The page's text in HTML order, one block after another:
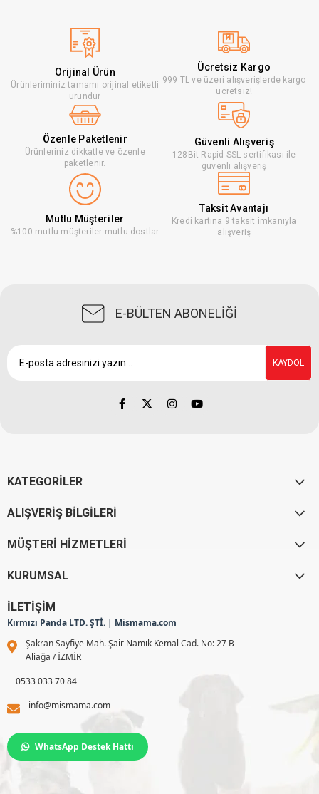
Orijinal Ürün
Ürünleriminiz tamamı orijinal etiketli
üründür
Ücretsiz Kargo
999 TL ve üzeri alışverişlerde kargo
ücretsiz!
Özenle Paketlenir
Ürünleriniz dikkatle ve özenle
paketlenir.
Güvenli Alışveriş
128Bit Rapid SSL sertifikası ile
güvenli alışveriş
Mutlu Müşteriler
%100 mutlu müşteriler mutlu dostlar
Taksit Avantajı
Kredi kartına 9 taksit imkanıyla
alışveriş
E-BÜLTEN ABONELİĞİ
KAYDOL
KATEGORİLER
ALIŞVERİŞ BİLGİLERİ
MÜŞTERİ HİZMETLERİ
KURUMSAL
İLETİŞİM
Kırmızı Panda LTD. ŞTİ. | Mismama.com
Şakran Sayfiye Mah. Şair Namık Kemal Cad. No: 27 B
Aliağa / İZMİR
0533 033 70 84
info@mismama.com
WhatsApp Destek Hattı